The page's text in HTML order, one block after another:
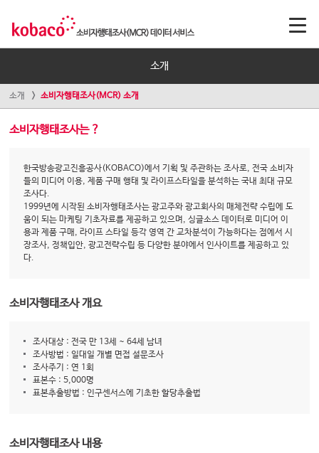
소개
소개 소비자행태조사(MCR) 소개
소비자행태조사는 ?
한국방송광고진흥공사(KOBACO)에서 기획 및 주관하는 조사로, 전국 소비자
들의 미디어 이용, 제품 구매 행태 및 라이프스타일을 분석하는 국내 최대 규모
조사다.
1999년에 시작된 소비자행태조사는 광고주와 광고회사의 매체전략 수립에 도
움이 되는 마케팅 기초자료를 제공하고 있으며, 싱글소스 데이터로 미디어 이
용과 제품 구매, 라이프 스타일 등각 영역 간 교차분석이 가능하다는 점에서 시
장조사, 정책입안, 광고전략수립 등 다양한 분야에서 인사이트를 제공하고 있
다.
소비자행태조사 개요
조사대상 : 전국 만 13세 ~ 64세 남녀
조사방법 : 일대일 개별 면접 설문조사
조사주기 : 연 1회
표본수 : 5,000명
표본추출방법 : 인구센서스에 기초한 할당추출법
소비자행태조사 내용